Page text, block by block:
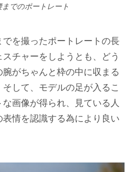
までのポートレート
でを撮ったポートレートの長
チャーをしようとも、どう
がちゃんと枠の中に収まる
そして、モデルの足が入るこ
な画像が得られ、見ている人
情を認識する為により良い